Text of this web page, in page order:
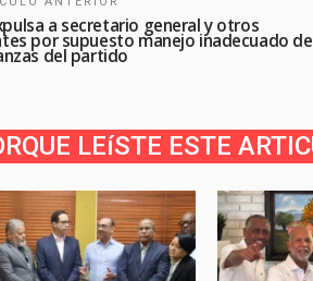
a secretario general y otros
por supuesto manejo inadecuado de
del partido
LEíSTE ESTE